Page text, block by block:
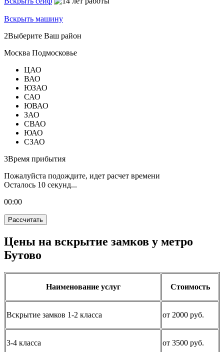
Вскрыть машину
2Выберите Ваш район
Москва Подмосковье
ЦАО
ВАО
ЮЗАО
САО
ЮВАО
ЗАО
СВАО
ЮАО
СЗАО
3Время прибытия
Пожалуйста подождите, идет расчет времени
Осталось 10 секунд...
00:00
Рассчитать
Цены на вскрытие замков у метро
Бутово
Наименование услуг Стоимость
Вскрытие замков 1-2 класса от 2000 руб.
3-4 класса от 3500 руб.